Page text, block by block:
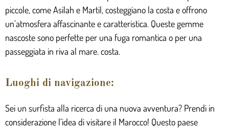
piccole, come Asilah e Martil, costeggiano la costa e offrono
un’atmosfera affascinante e caratteristica. Queste gemme
nascoste sono perfette per una fuga romantica o per una
passeggiata in riva al mare. costa.
Luoghi di navigazione:
Sei un surfista alla ricerca di una nuova avventura? Prendi in
considerazione l’idea di visitare il Marocco! Questo paese